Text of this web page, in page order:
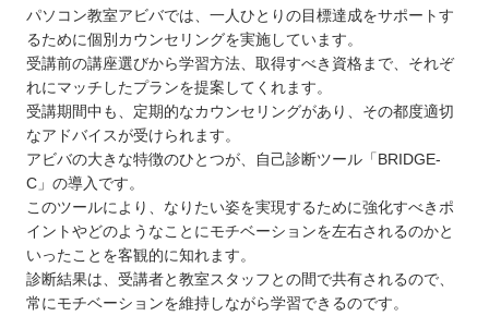
パソコン教室アビバでは、一人ひとりの目標達成をサポートす
るために個別カウンセリングを実施しています。
受講前の講座選びから学習方法、取得すべき資格まで、それぞ
れにマッチしたプランを提案してくれます。
受講期間中も、定期的なカウンセリングがあり、その都度適切
なアドバイスが受けられます。
アビバの大きな特徴のひとつが、自己診断ツール「BRIDGE-
C」の導入です。
このツールにより、なりたい姿を実現するために強化すべきポ
イントやどのようなことにモチベーションを左右されるのかと
いったことを客観的に知れます。
診断結果は、受講者と教室スタッフとの間で共有されるので、
常にモチベーションを維持しながら学習できるのです。